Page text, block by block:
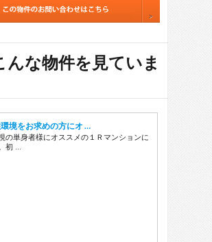
27
29
んな物件を見ていま
境をお求めの方にオ …
の単身者様にオススメの１Ｒマンションに
初 …